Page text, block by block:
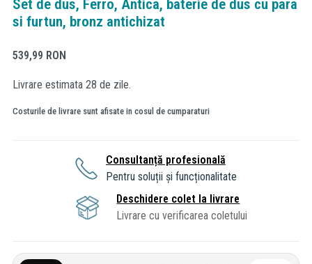
Set de dus, Ferro, Antica, baterie de dus cu para
si furtun, bronz antichizat
539,99 RON
Livrare estimata 28 de zile.
Costurile de livrare sunt afisate in cosul de cumparaturi
Consultanță profesională
Pentru soluții și funcționalitate
Deschidere colet la livrare
Livrare cu verificarea coletului